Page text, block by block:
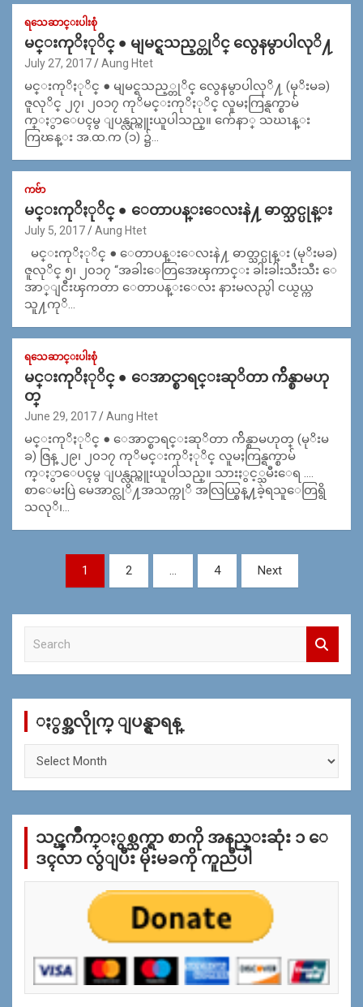
ရသေဆာင္းပါးစုံ
မင္းကုိႏုိင္ ● မျမင္ရသည့္တုိင္ လွေနမွာပါလုိ႔
July 27, 2017 Aung Htet
မင္းကုိႏုိင္ ● မျမင္ရသည့္တုိင္ လွေနမွာပါလုိ႔ (မုိးမခ)
ဇူလုိင္ ၂၇၊ ၂၀၁၇ ကုိမင္းကုိႏုိင္ လူမႈကြန္ရက္စာမ်
က္ႏွာေပၚမွ ျပန္လည္ကူးယူပါသည္။ က်ေနာ္ သဃၤန္း
ကြၽန္း အ.ထ.က (၁) ၌…
ကဗ်ာ
မင္းကုိႏုိင္ ● ေတာပန္းေလးနဲ႔ ဓာတ္သင္ပုန္း
July 5, 2017 Aung Htet
မင္းကုိႏုိင္ ● ေတာပန္းေလးနဲ႔ ဓာတ္သင္ပုန္း (မုိးမခ)
ဇူလုိင္ ၅၊ ၂၀၁၇ “အခါးေတြအေၾကာင္း ခါးခါးသီးသီး ေ
အာ္ျငီးၾကတာ ေတာပန္းေလး နားမလည္ပါ ငယ္ငယ္က
သူ႔ကုိ…
ရသေဆာင္းပါးစုံ
မင္းကုိႏုိင္ ● ေအာင္စာရင္းဆုိတာ က်ိန္စာမဟု
တ္
June 29, 2017 Aung Htet
မင္းကုိႏုိင္ ● ေအာင္စာရင္းဆုိတာ က်ိန္စာမဟုတ္ (မုိးမ
ခ) ဇြန္ ၂၉၊ ၂၀၁၇ ကုိမင္းကုိႏုိင္ လူမႈကြန္ရက္စာမ်
က္ႏွာေပၚမွ ျပန္လည္ကူးယူပါသည္။ သားႏွင့္သမီးေရ ….
စာေမးပြဲ မေအာင္လုိ႔အသက္ကုိ အလြယ္စြန္႔ခဲ့ရသူေတြရွိ
သလုိ၊…
navigation
1 2 4 Next
c
ႏွစ္အလိုုက္ ျပန္ရွာရန္
က္
န္
သင္ၾကိဳက္ႏွစ္သက္ရာ စာကို အနည္းဆုံး ၁ ေ
ဒၚလာ လွဴျပီး မိုးမခကို ကူညီပါ